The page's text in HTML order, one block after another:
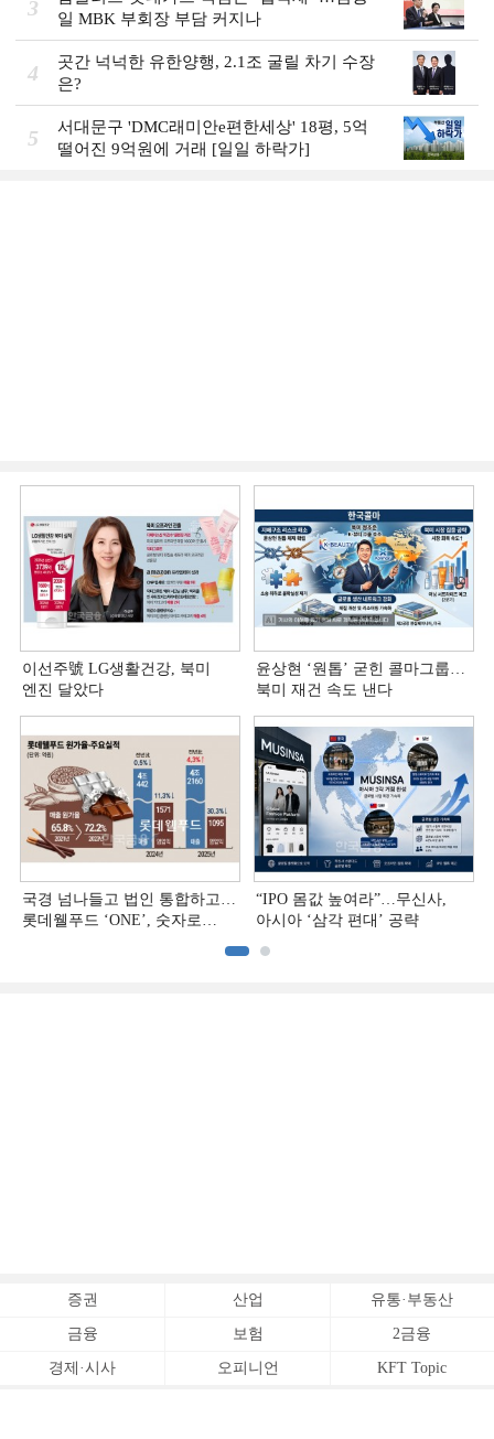
3
일 MBK 부회장 부담 커지나
4
곳간 넉넉한 유한양행, 2.1조 굴릴 차기 수장
은?
5
서대문구 'DMC래미안e편한세상' 18평, 5억
떨어진 9억원에 거래 [일일 하락가]
이선주號 LG생활건강, 북미
엔진 달았다
윤상현 ‘원톱ʼ 굳힌 콜마그룹…
북미 재건 속도 낸다
국경 넘나들고 법인 통합하고…
롯데웰푸드 ‘ONE’, 숫자로
“IPO 몸값 높여라”…무신사,
아시아 ‘삼각 편대’ 공략
증권 산업 유통·부동산
금융 보험 2금융
경제·시사 오피니언 KFT Topic